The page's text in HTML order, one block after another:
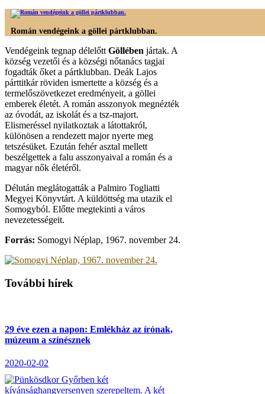
Román vendégeink a göllei pártklubban.
Vendégeink tegnap délelőtt Göllében jártak. A
község vezetői és a községi nőtanács tagjai
fogadták őket a pártklubban. Deák Lajos
párttitkár röviden ismertette a község és a
termelőszövetkezet eredményeit, a göllei
emberek életét. A román asszonyok megnézték
az óvodát, az iskolát és a tsz-majort.
Elismeréssel nyilatkoztak a látottakról,
különösen a rendezett major nyerte meg
tetszésüket. Ezután fehér asztal mellett
beszélgettek a falu asszonyaival a román és a
magyar nők életéről.
Délután meglátogatták a Palmiro Togliatti
Megyei Könyvtárt. A küldöttség ma utazik el
Somogyból. Előtte megtekinti a város
nevezetességeit.
Forrás: Somogyi Néplap, 1967. november 24.
További hírek
29 éve ezen a napon: Emlékház az írónak,
múzeum a színésznek
2020-02-02